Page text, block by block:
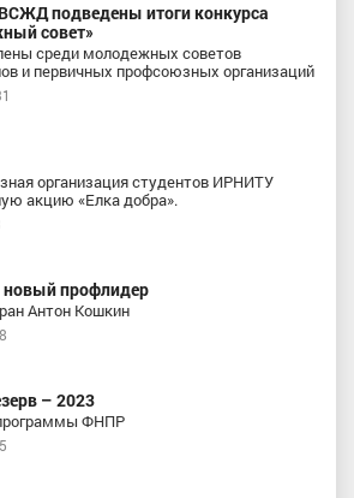
подведены итоги конкурса
совет»
среди молодежных советов
и первичных профсоюзных организаций
организация студентов ИРНИТУ
акцию «Елка добра».
профлидер
Антон Кошкин
– 2023
ФНПР